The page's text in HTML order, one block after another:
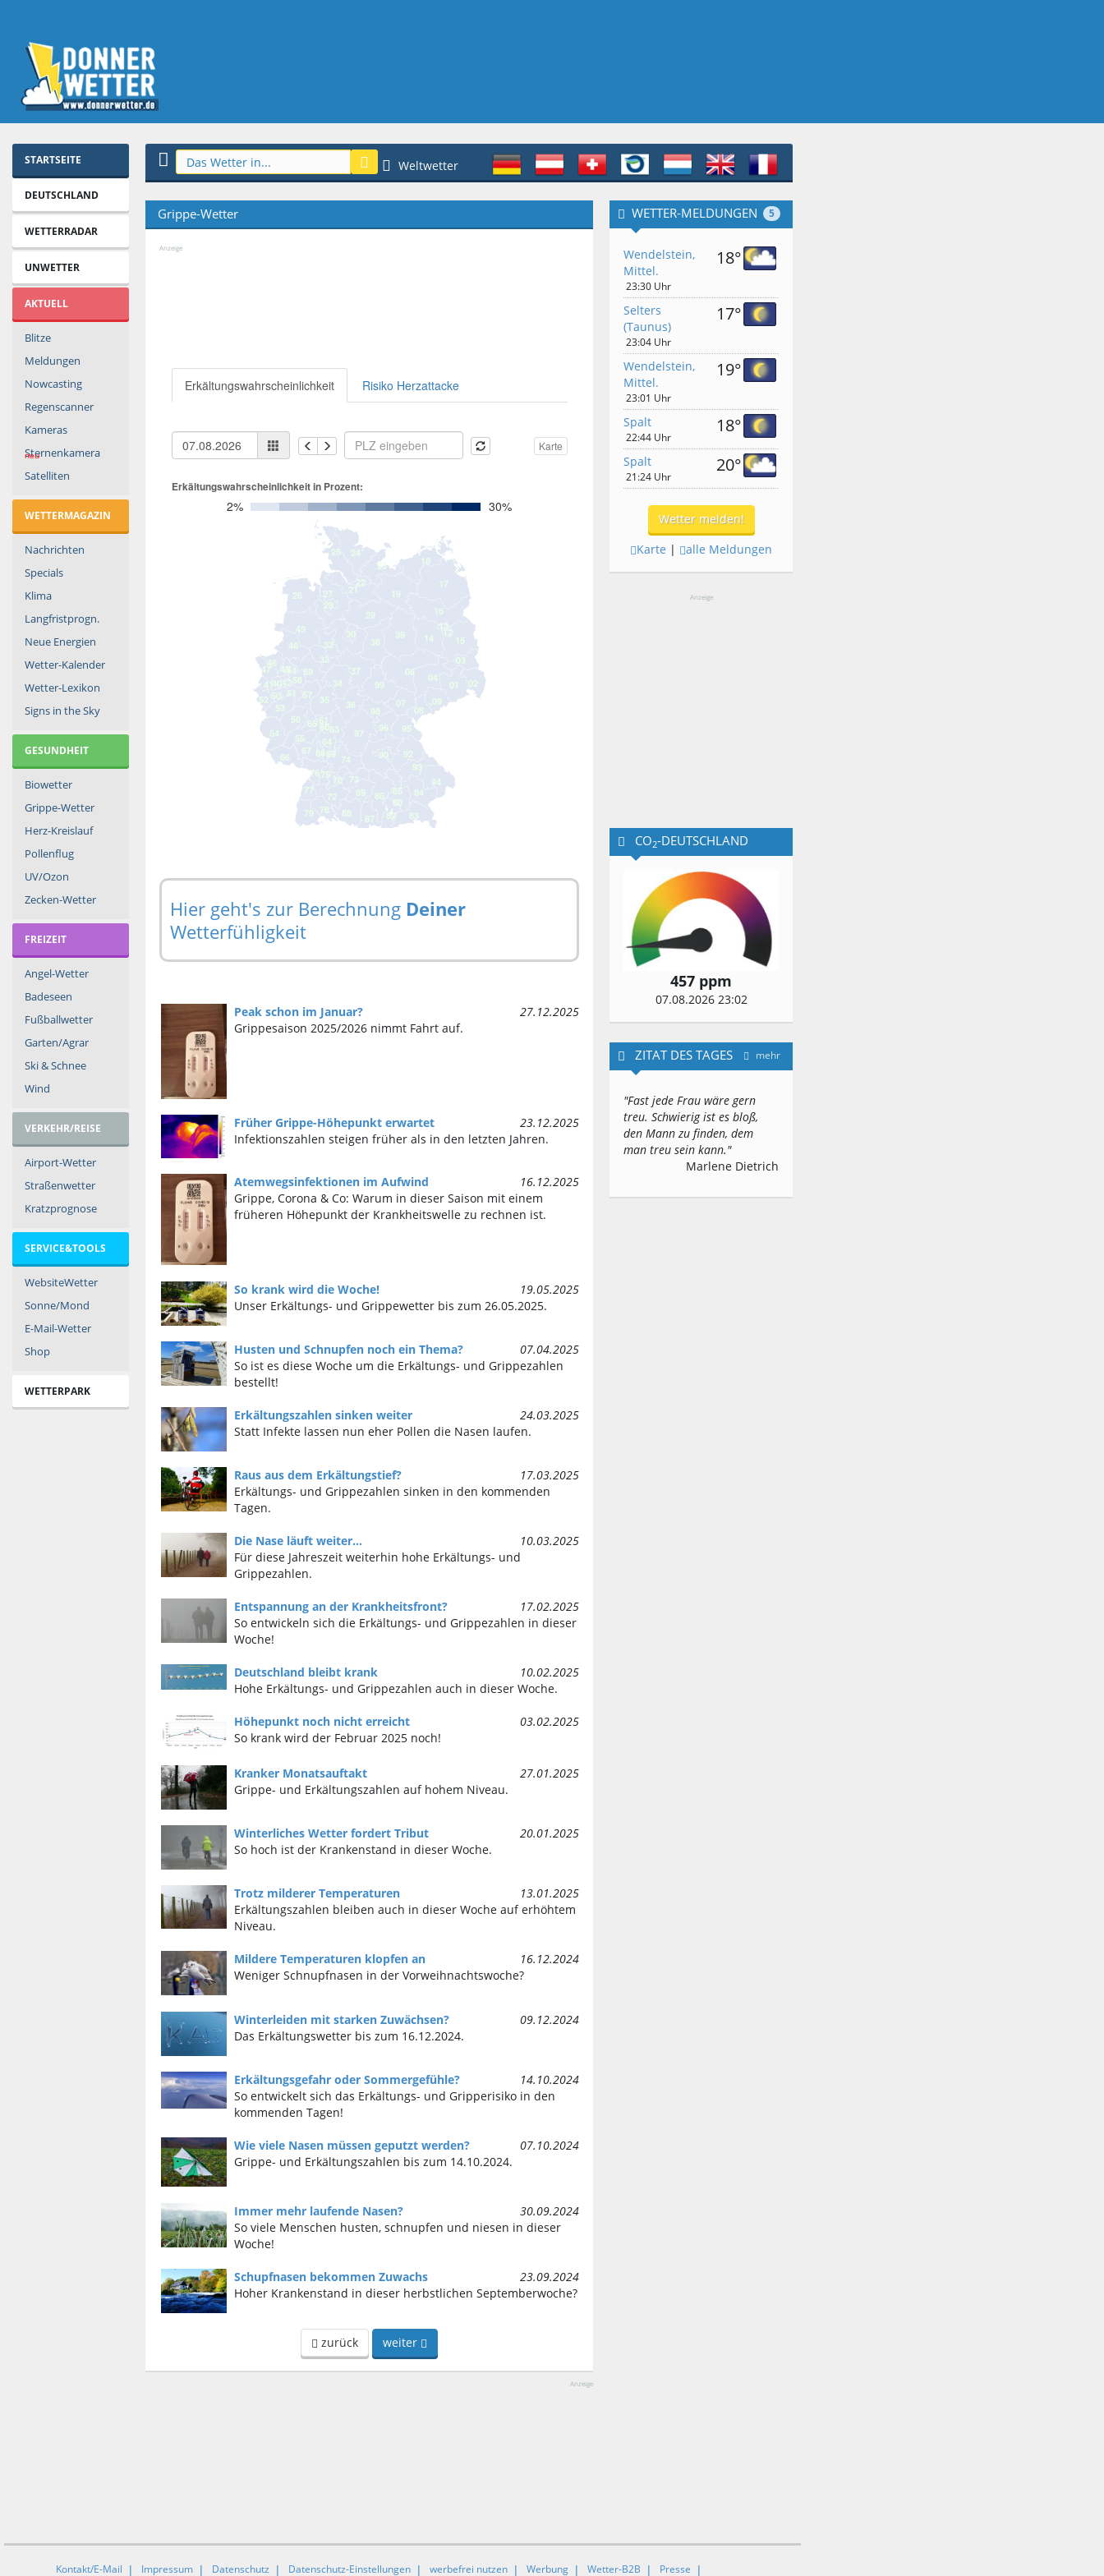
STARTSEITE
DEUTSCHLAND
WETTERRADAR
UNWETTER
AKTUELL
Blitze
Meldungen
Nowcasting
Regenscanner
Kameras
Sternenkamera
neu
Satelliten
WETTERMAGAZIN
Nachrichten
Specials
Klima
Langfristprogn.
Neue Energien
Wetter-Kalender
Wetter-Lexikon
Signs in the Sky
GESUNDHEIT
Biowetter
Grippe-Wetter
Herz-Kreislauf
Pollenflug
UV/Ozon
Zecken-Wetter
FREIZEIT
Angel-Wetter
Badeseen
Fußballwetter
Garten/Agrar
Ski & Schnee
Wind
VERKEHR/REISE
Airport-Wetter
Straßenwetter
Kratzprognose
SERVICE&TOOLS
WebsiteWetter
Sonne/Mond
E-Mail-Wetter
Shop
WETTERPARK
Weltwetter
Grippe-Wetter
Anzeige
Hier geht's zur Berechnung Deiner
Wetterfühligkeit
Peak schon im Januar?
27.12.2025
Grippesaison 2025/2026 nimmt Fahrt auf.
Früher Grippe-Höhepunkt erwartet
23.12.2025
Infektionszahlen steigen früher als in den letzten Jahren.
Atemwegsinfektionen im Aufwind
16.12.2025
Grippe, Corona & Co: Warum in dieser Saison mit einem
früheren Höhepunkt der Krankheitswelle zu rechnen ist.
So krank wird die Woche!
19.05.2025
Unser Erkältungs- und Grippewetter bis zum 26.05.2025.
Husten und Schnupfen noch ein Thema?
07.04.2025
So ist es diese Woche um die Erkältungs- und Grippezahlen
bestellt!
Erkältungszahlen sinken weiter
24.03.2025
Statt Infekte lassen nun eher Pollen die Nasen laufen.
Raus aus dem Erkältungstief?
17.03.2025
Erkältungs- und Grippezahlen sinken in den kommenden
Tagen.
Die Nase läuft weiter...
10.03.2025
Für diese Jahreszeit weiterhin hohe Erkältungs- und
Grippezahlen.
Entspannung an der Krankheitsfront?
17.02.2025
So entwickeln sich die Erkältungs- und Grippezahlen in dieser
Woche!
Deutschland bleibt krank
10.02.2025
Hohe Erkältungs- und Grippezahlen auch in dieser Woche.
Höhepunkt noch nicht erreicht
03.02.2025
So krank wird der Februar 2025 noch!
Kranker Monatsauftakt
27.01.2025
Grippe- und Erkältungszahlen auf hohem Niveau.
Winterliches Wetter fordert Tribut
20.01.2025
So hoch ist der Krankenstand in dieser Woche.
Trotz milderer Temperaturen
13.01.2025
Erkältungszahlen bleiben auch in dieser Woche auf erhöhtem
Niveau.
Mildere Temperaturen klopfen an
16.12.2024
Weniger Schnupfnasen in der Vorweihnachtswoche?
Winterleiden mit starken Zuwächsen?
09.12.2024
Das Erkältungswetter bis zum 16.12.2024.
Erkältungsgefahr oder Sommergefühle?
14.10.2024
So entwickelt sich das Erkältungs- und Gripperisiko in den
kommenden Tagen!
Wie viele Nasen müssen geputzt werden?
07.10.2024
Grippe- und Erkältungszahlen bis zum 14.10.2024.
Immer mehr laufende Nasen?
30.09.2024
So viele Menschen husten, schnupfen und niesen in dieser
Woche!
Schupfnasen bekommen Zuwachs
23.09.2024
Hoher Krankenstand in dieser herbstlichen Septemberwoche?
zurück weiter
Anzeige
5
WETTER-MELDUNGEN
Wendelstein,
Mittel.
23:30 Uhr
18°
Selters
(Taunus)
23:04 Uhr
17°
Wendelstein,
Mittel.
23:01 Uhr
19°
Spalt
22:44 Uhr
18°
Spalt
21:24 Uhr
20°
Wetter melden!
Karte | alle Meldungen
Anzeige
CO2-DEUTSCHLAND
457 ppm
07.08.2026 23:02
mehr
ZITAT DES TAGES
"Fast jede Frau wäre gern
treu. Schwierig ist es bloß,
den Mann zu finden, dem
man treu sein kann."
Marlene Dietrich
Kontakt/E-Mail Impressum Datenschutz Datenschutz-Einstellungen werbefrei nutzen Werbung Wetter-B2B Presse